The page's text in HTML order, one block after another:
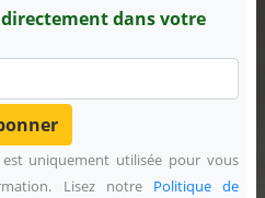
dans votre
vous
dans votre
uniquement utilisée pour vous
Lisez notre Politique de